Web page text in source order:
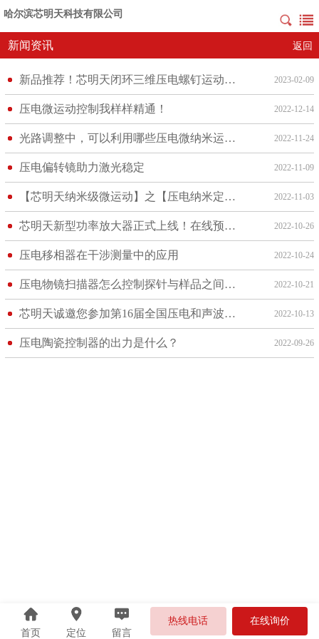
哈尔滨芯明天科技有限公司
新闻资讯 返回
新品推荐！芯明天闭环三维压电螺钉运动平台 2023-02-09
压电微运动控制我样样精通！ 2022-12-14
光路调整中，可以利用哪些压电微纳米运动产品工具？ 2022-11-24
压电偏转镜助力激光稳定 2022-11-09
【芯明天纳米级微运动】之【压电纳米定位台】 2022-11-03
芯明天新型功率放大器正式上线！在线预约登记试用！ 2022-10-26
压电移相器在干涉测量中的应用 2022-10-24
压电物镜扫描器怎么控制探针与样品之间的距离？ 2022-10-21
芯明天诚邀您参加第16届全国压电和声波理论及器件应用研讨会！ 2022-10-13
压电陶瓷控制器的出力是什么？ 2022-09-26
首页 定位 留言
热线电话 在线询价